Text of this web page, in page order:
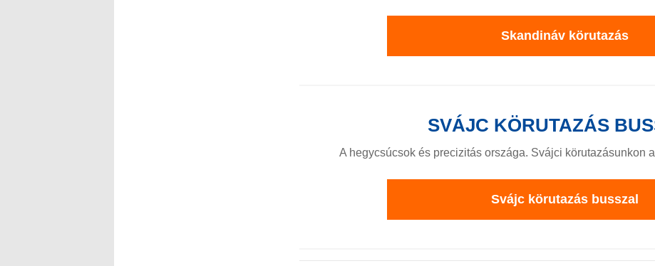
Skandináv körutazás
SVÁJC KÖRUTAZÁS
A hegycsúcsok és precizitás országa. Svájci körutazásunkon
Svájc körutazás busszal